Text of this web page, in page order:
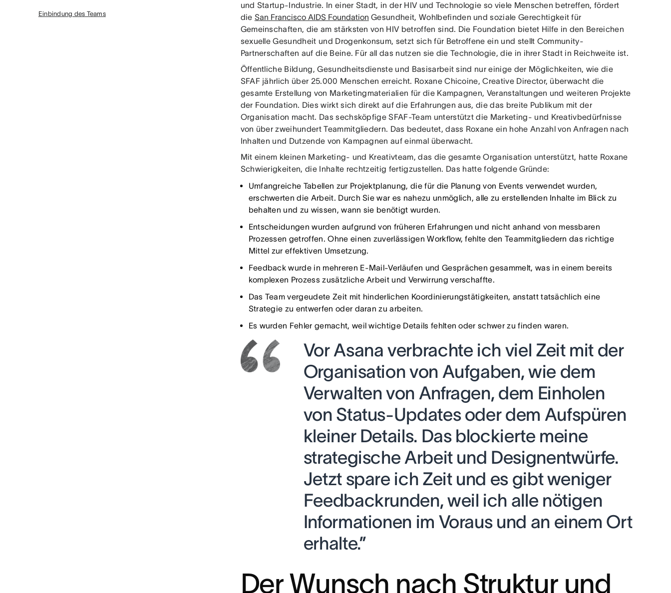
Einbindung des Teams
und Startup-Industrie. In einer Stadt, in der HIV und Technologie so viele Menschen betreffen, fördert
die San Francisco AIDS Foundation Gesundheit, Wohlbefinden und soziale Gerechtigkeit für
Gemeinschaften, die am stärksten von HIV betroffen sind. Die Foundation bietet Hilfe in den Bereichen
sexuelle Gesundheit und Drogenkonsum, setzt sich für Betroffene ein und stellt Community-
Partnerschaften auf die Beine. Für all das nutzen sie die Technologie, die in ihrer Stadt in Reichweite ist.
Öffentliche Bildung, Gesundheitsdienste und Basisarbeit sind nur einige der Möglichkeiten, wie die
SFAF jährlich über 25.000 Menschen erreicht. Roxane Chicoine, Creative Director, überwacht die
gesamte Erstellung von Marketingmaterialien für die Kampagnen, Veranstaltungen und weiteren Projekte
der Foundation. Dies wirkt sich direkt auf die Erfahrungen aus, die das breite Publikum mit der
Organisation macht. Das sechsköpfige SFAF-Team unterstützt die Marketing- und Kreativbedürfnisse
von über zweihundert Teammitgliedern. Das bedeutet, dass Roxane ein hohe Anzahl von Anfragen nach
Inhalten und Dutzende von Kampagnen auf einmal überwacht.
Mit einem kleinen Marketing- und Kreativteam, das die gesamte Organisation unterstützt, hatte Roxane
Schwierigkeiten, die Inhalte rechtzeitig fertigzustellen. Das hatte folgende Gründe:
Umfangreiche Tabellen zur Projektplanung, die für die Planung von Events verwendet wurden,
erschwerten die Arbeit. Durch Sie war es nahezu unmöglich, alle zu erstellenden Inhalte im Blick zu
behalten und zu wissen, wann sie benötigt wurden.
Entscheidungen wurden aufgrund von früheren Erfahrungen und nicht anhand von messbaren
Prozessen getroffen. Ohne einen zuverlässigen Workflow, fehlte den Teammitgliedern das richtige
Mittel zur effektiven Umsetzung.
Feedback wurde in mehreren E-Mail-Verläufen und Gesprächen gesammelt, was in einem bereits
komplexen Prozess zusätzliche Arbeit und Verwirrung verschaffte.
Das Team vergeudete Zeit mit hinderlichen Koordinierungstätigkeiten, anstatt tatsächlich eine
Strategie zu entwerfen oder daran zu arbeiten.
Es wurden Fehler gemacht, weil wichtige Details fehlten oder schwer zu finden waren.
Vor Asana verbrachte ich viel Zeit mit der
Organisation von Aufgaben, wie dem
Verwalten von Anfragen, dem Einholen
von Status-Updates oder dem Aufspüren
kleiner Details. Das blockierte meine
strategische Arbeit und Designentwürfe.
Jetzt spare ich Zeit und es gibt weniger
Feedbackrunden, weil ich alle nötigen
Informationen im Voraus und an einem Ort
erhalte.”
Der Wunsch nach Struktur und